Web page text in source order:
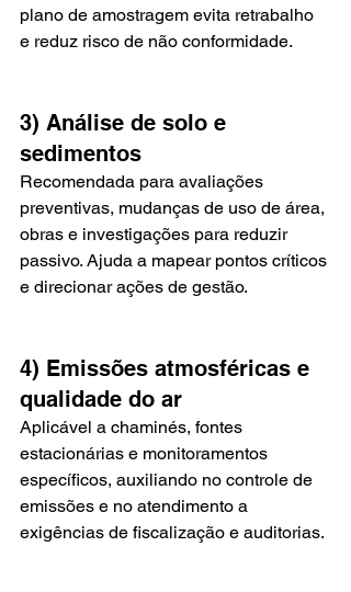
plano de amostragem evita retrabalho
e reduz risco de não conformidade.
3) Análise de solo e
sedimentos
Recomendada para avaliações
preventivas, mudanças de uso de área,
obras e investigações para reduzir
passivo. Ajuda a mapear pontos críticos
e direcionar ações de gestão.
4) Emissões atmosféricas e
qualidade do ar
Aplicável a chaminés, fontes
estacionárias e monitoramentos
específicos, auxiliando no controle de
emissões e no atendimento a
exigências de fiscalização e auditorias.